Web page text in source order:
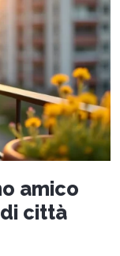
amico
città